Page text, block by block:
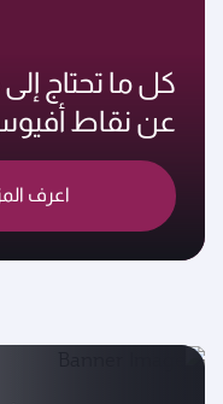
كل ما تحتاج
عن نقاط
اعرف